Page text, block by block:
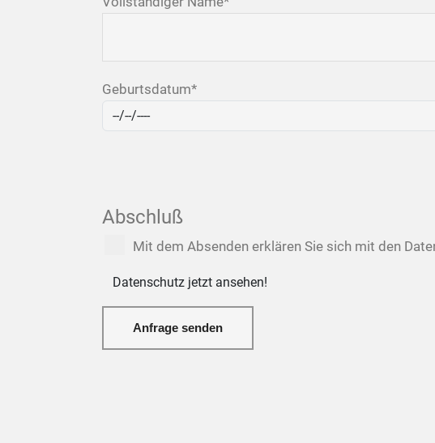
Geburtsdatum*
Abschluß
Mit dem Absenden erklären Sie sich mit den
Datenschutz jetzt ansehen!